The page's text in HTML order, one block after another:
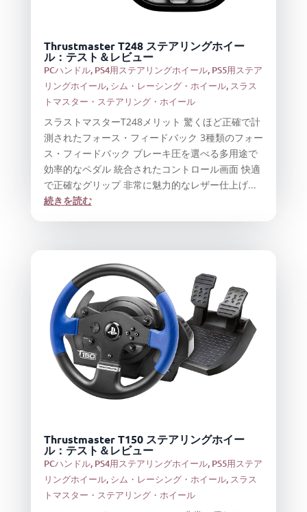
Thrustmaster T248 ステアリングホイー
ル：テスト＆レビュー
PCハンドル, PS4用ステアリングホイール, PS5用ステア
リングホイール, シム・レーシング・ホイール, スラス
トマスター・ステアリング・ホイール
スラストマスターT248メリット 驚くほど正確で計
測されたフォース・フィードバック 3種類のフォー
ス・フィードバック ブレーキ圧を選べる多用途で
効率的なペダル 統合されたコントロール画面 快適
で正確なグリップ 非常に魅力的なレザー仕上げ...
続きを読む
Thrustmaster T150 ステアリングホイー
ル：テスト＆レビュー
PCハンドル, PS4用ステアリングホイール, PS5用ステア
リングホイール, シム・レーシング・ホイール, スラス
トマスター・ステアリング・ホイール